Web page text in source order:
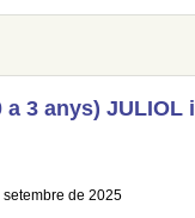
3 anys) JULIOL i
setembre de 2025